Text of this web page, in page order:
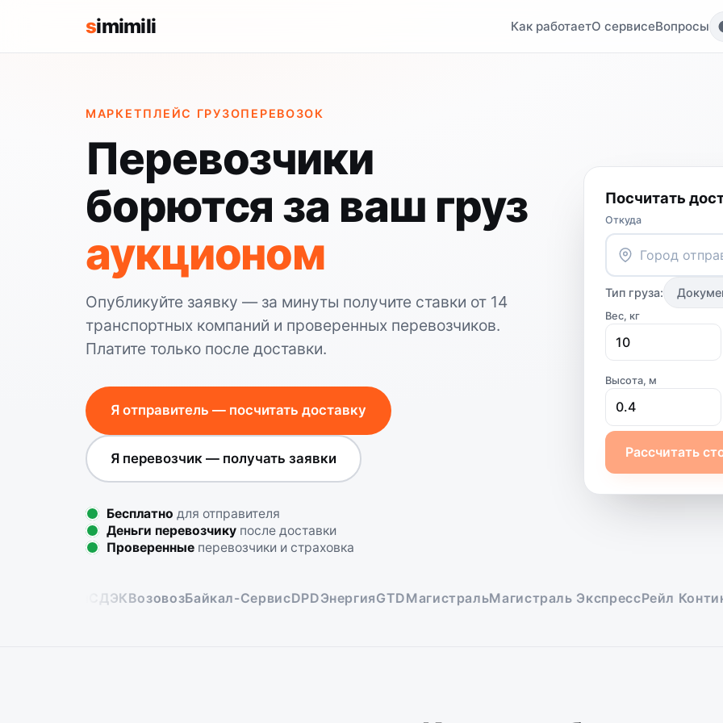
simimili Как работаетО сервисеВопросы
МАРКЕТПЛЕЙС ГРУЗОПЕРЕВОЗОК
Перевозчики
борются за ваш груз
аукционом
Опубликуйте заявку — за минуты получите ставки от 14
транспортных компаний и проверенных перевозчиков.
Платите только после доставки.
Я отправитель — посчитать доставку
Я перевозчик — получать заявки
Бесплатно для отправителя
Деньги перевозчикупосле доставки
Проверенныеперевозчики и страховка
Посчитать
Откуда
Тип груза:
Вес, кг
Высота, м
Рассчитать
СДЭКВозовозБайкал-СервисDPDЭнергияGTDМагистральМагистраль ЭкспрессРейл